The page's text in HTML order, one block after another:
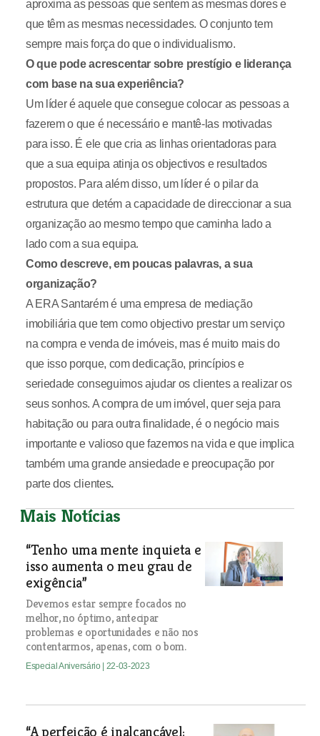
aproxima as pessoas que sentem as mesmas dores e
que têm as mesmas necessidades. O conjunto tem
sempre mais força do que o individualismo.
O que pode acrescentar sobre prestígio e liderança
com base na sua experiência?
Um líder é aquele que consegue colocar as pessoas a
fazerem o que é necessário e mantê-las motivadas
para isso. É ele que cria as linhas orientadoras para
que a sua equipa atinja os objectivos e resultados
propostos. Para além disso, um líder é o pilar da
estrutura que detém a capacidade de direccionar a sua
organização ao mesmo tempo que caminha lado a
lado com a sua equipa.
Como descreve, em poucas palavras, a sua
organização?
A ERA Santarém é uma empresa de mediação
imobiliária que tem como objectivo prestar um serviço
na compra e venda de imóveis, mas é muito mais do
que isso porque, com dedicação, princípios e
seriedade conseguimos ajudar os clientes a realizar os
seus sonhos. A compra de um imóvel, quer seja para
habitação ou para outra finalidade, é o negócio mais
importante e valioso que fazemos na vida e que implica
também uma grande ansiedade e preocupação por
parte dos clientes.
Mais Notícias
“Tenho uma mente inquieta e
isso aumenta o meu grau de
exigência”
Devemos estar sempre focados no
melhor, no óptimo, antecipar
problemas e oportunidades e não nos
contentarmos, apenas, com o bom.
Especial Aniversário | 22-03-2023
“A perfeição é inalcançável;